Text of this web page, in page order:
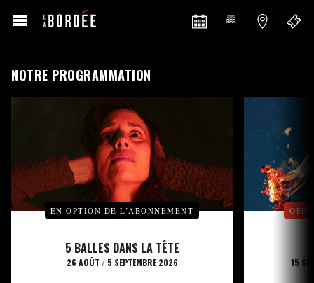
NOTRE PROGRAMMATION
EN OPTION DE L’ABONNEMENT
5 BALLES DANS LA TÊTE
26 AOÛT /5 SEPTEMBRE 2026 15